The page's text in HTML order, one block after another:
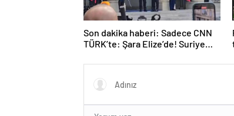
Son dakika haberi: Sadece CNN
TÜRK’te: Şara Elize’de! Suriye